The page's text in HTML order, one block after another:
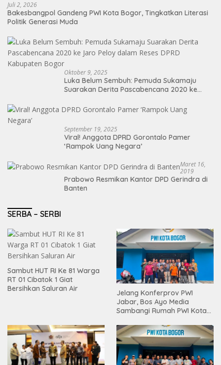
Juli 2, 2026
Bakesbangpol Gandeng PWI Kota Bogor, Tingkatkan Literasi
Politik Generasi Muda
Oktober 9, 2025
Luka Belum Sembuh: Pemuda Sukamaju
Suarakan Derita Pascabencana 2020 ke
Bogor
September 19, 2025
Viral! Anggota DPRD Gorontalo Pamer
‘Rampok Uang Negara’
Maret 16,
2019
Prabowo Resmikan Kantor DPD Gerindra di
Banten
SERBA – SERBI
Sambut HUT RI Ke 81 Warga
RT 01 Cibatok 1 Giat
Bersihkan Saluran Air
Jelang Konferprov PWI
Jabar, Bos Ayo Media
Sambangi Rumah PWI Kota